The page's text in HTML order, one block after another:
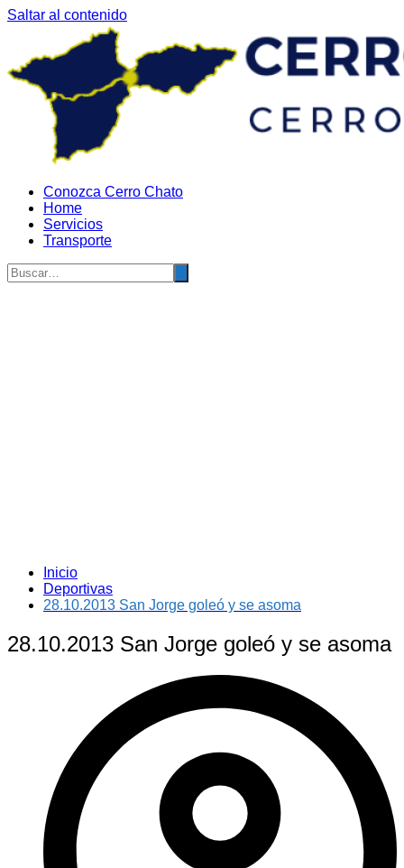
Saltar al contenido
Conozca Cerro Chato
Home
Servicios
Transporte
Inicio
Deportivas
28.10.2013 San Jorge goleó y se asoma
28.10.2013 San Jorge goleó y se asoma